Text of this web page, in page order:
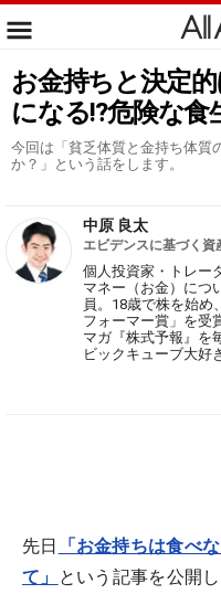
お金持ちと決定
になる!?危険な食
今回は「貧乏体質と金持ち体質
か？」という話をします。
中原 良太
エビデンスに基づく資
個人投資家・トレー
マネー（お金）につ
員。18歳で株を始め
フォーマー賞」を受
マガ『株式予報』を
ビックキューブ大好
先日
「お金持ちは食べ
て」 という記事を公開